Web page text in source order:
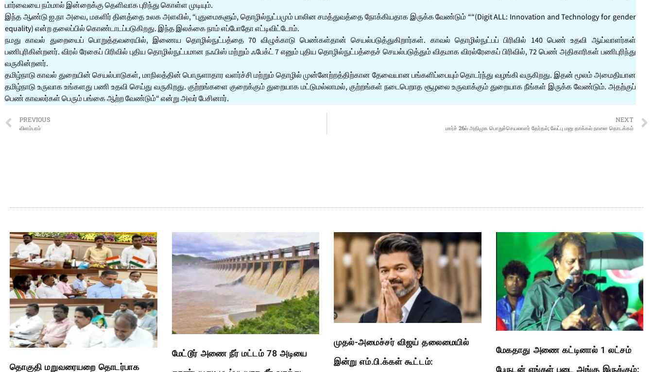
பார்வையை நம்மால் இன்றைக்கு தெளிவாக புரிந்து கொள்ள முடியும்.
இந்த ஆண்டு ஐ.நா அவை, மகளிர் தினத்தை உலக அளவில், “புதுமைகளும், தொழில்நுட்பமும் பாலின சமத்துவத்தை நோக்கியதாக இருக்க வேண்டும் ““(Digit ALL: Innovation and Technology for gender
equality) என்ற தலைப்பில் கொண்டாடப்படுகிறது. இந்த இலக்கை நாம் எப்போதோ எட்டிவிட்டோம்.
நமது காவல் துறையைப் பொறுத்தவரையில், இணைய தொழில்நுட்பத்தை 70 விழுக்காடு பெண்கள்தான் செயல்படுத்துகிறார்கள். காவல் தொழில்நுட்பப் பிரிவில் 140 பெண் உதவி ஆய்வாளர்கள்
பணிபுரிகின்றனர். விரல் ரேகைப் பிரிவில் புதிய தொழில்நுட்பமான நஃபிஸ் மற்றும் ஃபேக்ட் 7 எனும் புதிய தொழில்நுட்பத்தைச் செயல்படுத்தும் விதமாக விரல்ரேகைப் பிரிவில், 72 பெண் அதிகாரிகள் பணிபுரிந்து
வருகின்றனர்.
தமிழ்நாடு காவல் துறையின் செயல்பாடுகள், மாநிலத்தின் பொருளாதார வளர்ச்சி மற்றும் தொழில் முன்னேற்றத்திற்கான தேவையான பங்களிப்பையும் தொடர்ந்து வழங்கி வருகிறது. இதன் மூலம் அமைதியான
தமிழ்நாடு உருவாக உங்களது பணி உதவி செய்து வருகிறது. குற்றங்களை குறைக்கும் துறையாக மட்டுமல்லாமல், குற்றங்கள் நடைபெறாத சூழலை உருவாக்கும் துறையாக நீங்கள் இருக்க வேண்டும். அதற்குப்
பெண் காவலர்கள் பெரும் பங்கை ஆற்ற வேண்டும்“ என்று அவர் பேசினார்.
PREVIOUS
விளம்பரம்
NEXT
மார்ச் 26ல் அதிமுக பொதுச்செயலாளர் தேர்தல்; வேட்பு மனு தாக்கல் நாளை தொடக்கம்
தொகுதி மறுவரையறை தொடர்பாக
மேட்டூர் அணை நீர் மட்டம் 78 அடியை
முதல்-அமைச்சர் விஜய் தலைமையில்
இன்று எம்.பி.க்கள் கூட்டம்:
மேகதாது அணை கட்டினால் 1 லட்சம்
பேருடன் எங்கள் படை அங்கு இருக்கும்: